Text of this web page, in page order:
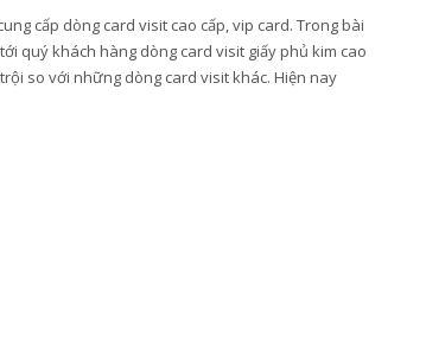
cấp dòng card visit cao cấp, vip card. Trong bài
quý khách hàng dòng card visit giấy phủ kim cao
so với những dòng card visit khác. Hiện nay